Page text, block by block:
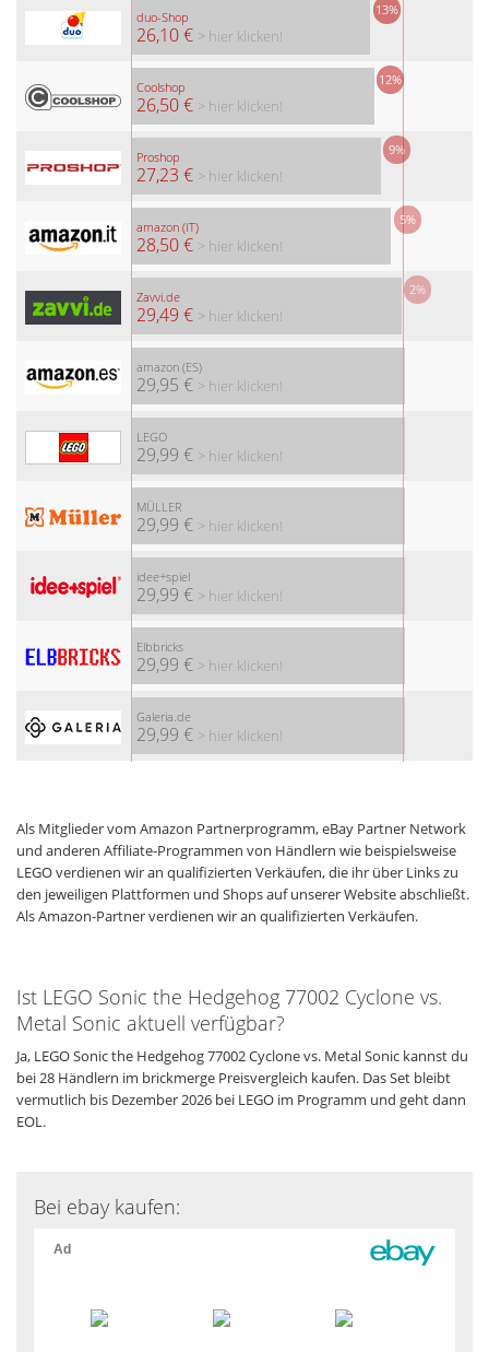
duo-Shop
26,10 €
13%
> hier klicken!
Coolshop
26,50 €
12%
> hier klicken!
Proshop
27,23 €
9%
> hier klicken!
amazon (IT)
28,50 €
5%
> hier klicken!
Zavvi.de
29,49 €
2%
> hier klicken!
amazon (ES)
29,95 € > hier klicken!
LEGO
29,99 € > hier klicken!
MÜLLER
29,99 € > hier klicken!
idee+spiel
29,99 € > hier klicken!
Elbbricks
29,99 € > hier klicken!
Galeria.de
29,99 € > hier klicken!
Als Mitglieder vom Amazon Partnerprogramm, eBay Partner Network
und anderen Affiliate-Programmen von Händlern wie beispielsweise
LEGO verdienen wir an qualifizierten Verkäufen, die ihr über Links zu
den jeweiligen Plattformen und Shops auf unserer Website abschließt.
Als Amazon-Partner verdienen wir an qualifizierten Verkäufen.
Ist LEGO Sonic the Hedgehog 77002 Cyclone vs.
Metal Sonic aktuell verfügbar?
Ja, LEGO Sonic the Hedgehog 77002 Cyclone vs. Metal Sonic kannst du
bei 28 Händlern im brickmerge Preisvergleich kaufen. Das Set bleibt
vermutlich bis Dezember 2026 bei LEGO im Programm und geht dann
EOL.
Bei ebay kaufen: